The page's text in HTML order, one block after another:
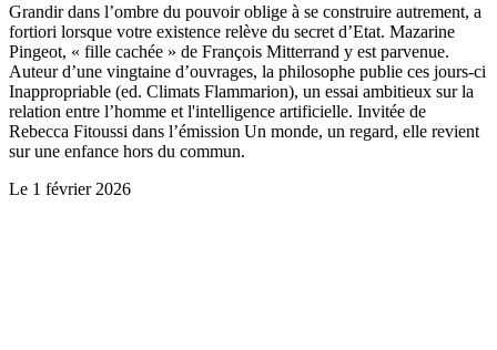
Grandir dans l’ombre du pouvoir oblige à se construire autrement, a
fortiori lorsque votre existence relève du secret d’Etat. Mazarine
Pingeot, « fille cachée » de François Mitterrand y est parvenue.
Auteur d’une vingtaine d’ouvrages, la philosophe publie ces jours-ci
Inappropriable (ed. Climats Flammarion), un essai ambitieux sur la
relation entre l’homme et l'intelligence artificielle. Invitée de
Rebecca Fitoussi dans l’émission Un monde, un regard, elle revient
sur une enfance hors du commun.
Le 1 février 2026